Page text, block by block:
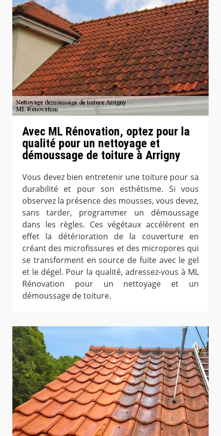
Avec ML Rénovation, optez pour la
qualité pour un nettoyage et
démoussage de toiture à Arrigny
Vous devez bien entretenir une toiture pour sa
durabilité et pour son esthétisme. Si vous
observez la présence des mousses, vous devez,
sans tarder, programmer un démoussage
dans les règles. Ces végétaux accélèrent en
effet la détérioration de la couverture en
créant des microfissures et des micropores qui
se transforment en source de fuite avec le gel
et le dégel. Pour la qualité, adressez-vous à ML
Rénovation pour un nettoyage et un
démoussage de toiture.